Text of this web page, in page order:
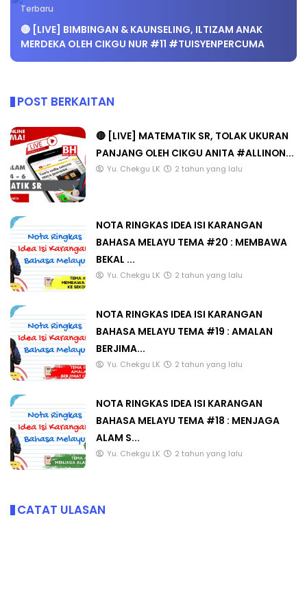
Terbaru
🔴 [LIVE] BIMBINGAN & KAUNSELING, ILTIZAM ANAK
MERDEKA OLEH CIKGU NUR #11 #TUISYENPERCUMA
POST BERKAITAN
🔴 [LIVE] MATEMATIK SR, TOLAK UKURAN
PANJANG OLEH CIKGU ANITA #ALLINON...
Yu. Chekgu LK 2 tahun yang lalu
NOTA RINGKAS IDEA ISI KARANGAN
BAHASA MELAYU TEMA #20 : MEMBAWA
BEKAL ...
Yu. Chekgu LK 2 tahun yang lalu
NOTA RINGKAS IDEA ISI KARANGAN
BAHASA MELAYU TEMA #19 : AMALAN
BERJIMA...
Yu. Chekgu LK 2 tahun yang lalu
NOTA RINGKAS IDEA ISI KARANGAN
BAHASA MELAYU TEMA #18 : MENJAGA
ALAM S...
Yu. Chekgu LK 2 tahun yang lalu
CATAT ULASAN